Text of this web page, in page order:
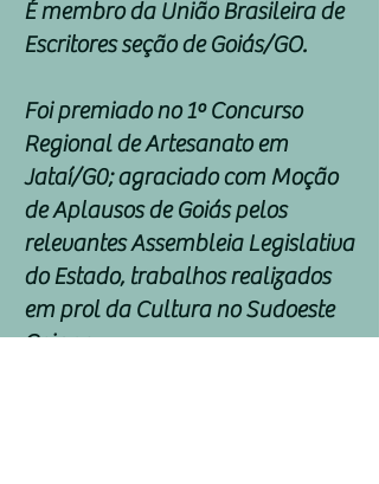
É membro da União Brasileira de
Escritores seção de Goiás/GO.
Foi premiado no 1º Concurso
Regional de Artesanato em
Jataí/G0; agraciado com Moção
de Aplausos de Goiás pelos
relevantes Assembleia Legislativa
do Estado, trabalhos realizados
em prol da Cultura no Sudoeste
Goiano;